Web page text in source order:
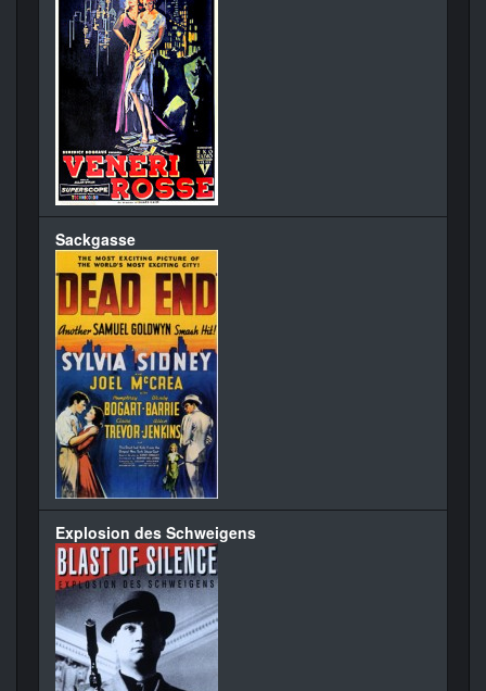
Sackgasse
Explosion des Schweigens